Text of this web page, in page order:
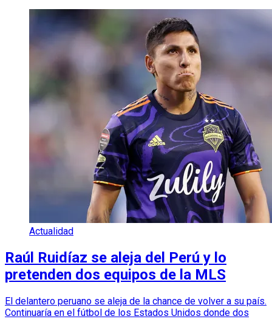
Actualidad
Raúl Ruidíaz se aleja del Perú y lo
pretenden dos equipos de la MLS
El delantero peruano se aleja de la chance de volver a su país.
Continuaría en el fútbol de los Estados Unidos donde dos